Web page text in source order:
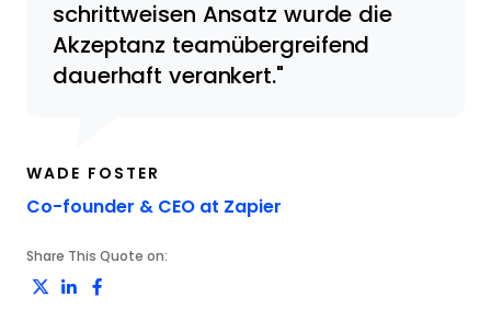
schrittweisen Ansatz wurde die
Akzeptanz teamübergreifend
dauerhaft verankert.
Share This Quote on:
Share on Twitter
Share on LinkedIn
WADE FOSTER
Co-founder & CEO at Zapier